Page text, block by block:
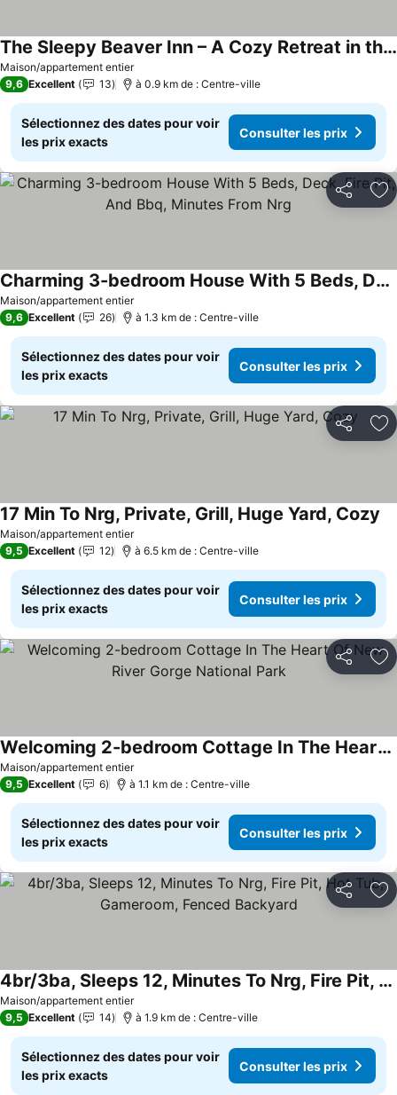
Maison/appartement entier
The Sleepy Beaver Inn – A Cozy Retreat in the heart of the New River Gorge
Consulter les prix
9,6 Excellent 13 à 0.9 km de : Centre-ville
Sélectionnez des dates pour voir
les prix exacts
Consulter les prix
Partager
Maison/appartement entier
Charming 3-bedroom House With 5 Beds, Deck, Fire Pit, And Bbq, Minutes From Nrg
Consulter les prix
9,6 Excellent 26 à 1.3 km de : Centre-ville
Sélectionnez des dates pour voir
les prix exacts
Consulter les prix
Partager
Maison/appartement entier
17 Min To Nrg, Private, Grill, Huge Yard, Cozy
9,5 Excellent 12 à 6.5 km de : Centre-ville
Sélectionnez des dates pour voir
les prix exacts
Consulter les prix
Partager
Maison/appartement entier
Welcoming 2-bedroom Cottage In The Heart Of New River Gorge National Park
Consulter les prix
9,5 Excellent 6 à 1.1 km de : Centre-ville
Sélectionnez des dates pour voir
les prix exacts
Consulter les prix
Partager
Maison/appartement entier
4br/3ba, Sleeps 12, Minutes To Nrg, Fire Pit, Hot Tub, Gameroom, Fenced Backyard
Consulter les prix
9,5 Excellent 14 à 1.9 km de : Centre-ville
Sélectionnez des dates pour voir
les prix exacts
Consulter les prix